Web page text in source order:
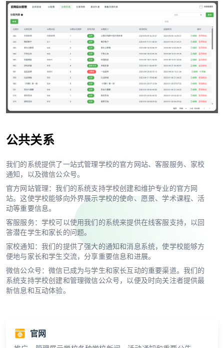
公共关系
我们的系统提供了一站式管理学校的官方网站、客服服务、家校
通知，以及微信公众号。
官方网站管理：我们的系统支持学校创建和维护专业的官方网
站。这使学校能够向外界展示学校的使命、愿景、学术课程、活
动等重要信息。
客服服务：学校可以使用我们的系统来提供在线客服支持，以回
答潜在学生和家长的问题。
家校通知：我们的提供了强大的通知和消息系统，使学校能够方
便地与家长和学生交流，分享重要信息和进展。
微信公众号：微信已成为与学生和家长互动的重要渠道。我们的
系统支持学校创建和管理微信公众号，以便及时向关注者提供最
新信息和互动体验。
官网